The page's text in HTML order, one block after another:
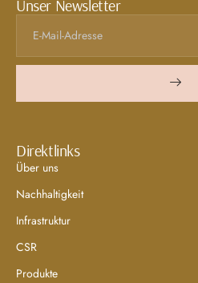
Unser Newsletter
Direktlinks
Über uns
Nachhaltigkeit
Infrastruktur
CSR
Produkte